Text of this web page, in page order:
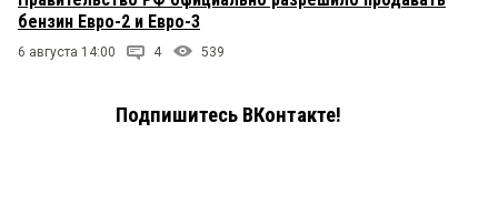
бензин Евро-2 и Евро-3
6 августа 14:00 4 539
Подпишитесь ВКонтакте!